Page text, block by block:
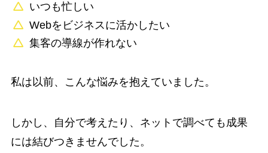
いつも忙しい
Webをビジネスに活かしたい
集客の導線が作れない
私は以前、こんな悩みを抱えていました。
しかし、自分で考えたり、ネットで調べても成果
には結びつきませんでした。